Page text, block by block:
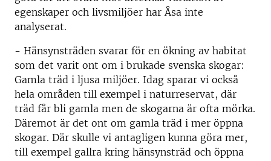
egenskaper och livsmiljöer har Åsa inte
analyserat.
- Hänsynsträden svarar för en ökning av habitat
som det varit ont om i brukade svenska skogar:
Gamla träd i ljusa miljöer. Idag sparar vi också
hela områden till exempel i naturreservat, där
träd får bli gamla men de skogarna är ofta mörka.
Däremot är det ont om gamla träd i mer öppna
skogar. Där skulle vi antagligen kunna göra mer,
till exempel gallra kring hänsynsträd och öppna